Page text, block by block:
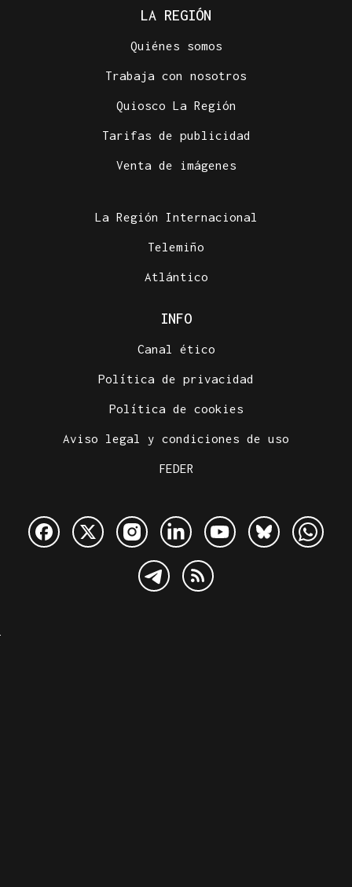
LA REGIÓN
Quiénes somos
Trabaja con nosotros
Quiosco La Región
Tarifas de publicidad
Venta de imágenes
La Región Internacional
Telemiño
Atlántico
INFO
Canal ético
Política de privacidad
Política de cookies
Aviso legal y condiciones de uso
FEDER